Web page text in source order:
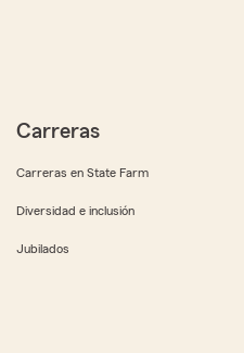
Carreras
Carreras en State Farm
Diversidad e inclusión
Jubilados